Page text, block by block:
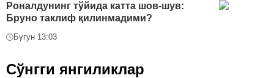
Роналдунинг тўйида катта шов-шув:
Бруно таклиф қилинмадими?
Бугун 13:03
Сўнгги янгиликлар